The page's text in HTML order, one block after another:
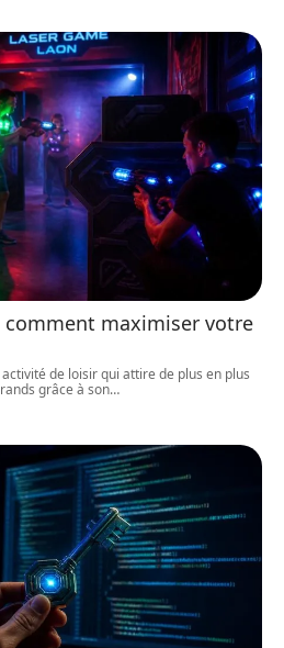
comment maximiser votre
de loisir qui attire de plus en plus
grâce à son…